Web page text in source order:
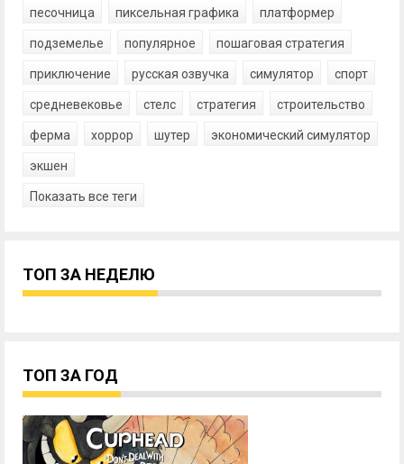
песочница пиксельная графика платформер
подземелье популярное пошаговая стратегия
приключение русская озвучка симулятор спорт
средневековье стелс стратегия строительство
ферма хоррор шутер экономический симулятор
экшен
Показать все теги
ТОП ЗА НЕДЕЛЮ
ТОП ЗА ГОД